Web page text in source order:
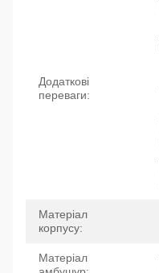
Додаткові
переваги:
Матеріал
корпусу:
Матеріал